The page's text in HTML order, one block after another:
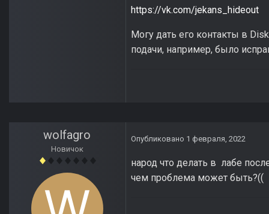
https://vk.com/jekans_hideout
Могу дать его контакты в
подачи, например, было
wolfagro
Новичок
Опубликовано 1 февраля, 2022
народ что делать в лабе
чем проблема может быть?((